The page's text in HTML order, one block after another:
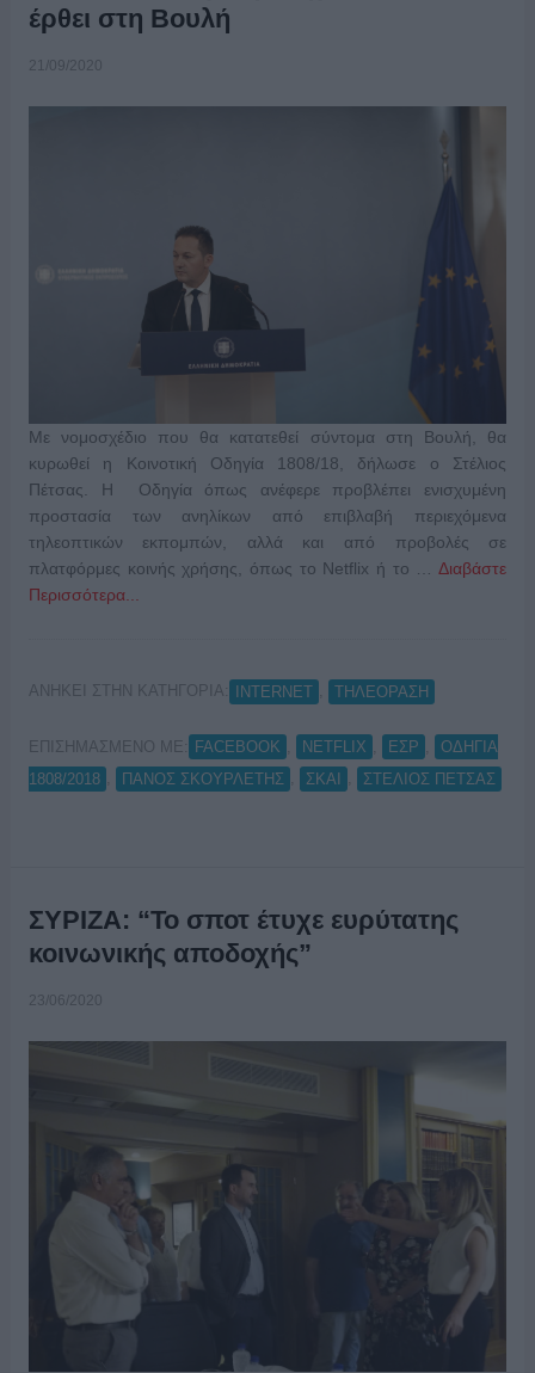
έρθει στη Βουλή
21/09/2020
Με νομοσχέδιο που θα κατατεθεί σύντομα στη Βουλή, θα
κυρωθεί η Κοινοτική Οδηγία 1808/18, δήλωσε ο Στέλιος
Πέτσας. Η Οδηγία όπως ανέφερε προβλέπει ενισχυμένη
προστασία των ανηλίκων από επιβλαβή περιεχόμενα
τηλεοπτικών εκπομπών, αλλά και από προβολές σε
πλατφόρμες κοινής χρήσης, όπως το Netflix ή το …Διαβάστε
Περισσότερα...
ΑΝΗΚΕΙ ΣΤΗΝ ΚΑΤΗΓΟΡΙΑ: INTERNET ΤΗΛΕΟΡΑΣΗ
ΕΠΙΣΗΜΑΣΜΕΝΟ ΜΕ: FACEBOOK NETFLIX ΕΣΡ
ΟΔΗΓΙΑ
1808/2018
ΠΑΝΟΣ ΣΚΟΥΡΛΕΤΗΣ ΣΚΑΙ ΣΤΕΛΙΟΣ ΠΕΤΣΑΣ
ΣΥΡΙΖΑ: “Το σποτ έτυχε ευρύτατης
κοινωνικής αποδοχής”
23/06/2020